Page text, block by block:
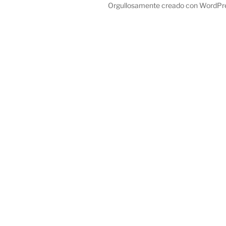
Orgullosamente creado con